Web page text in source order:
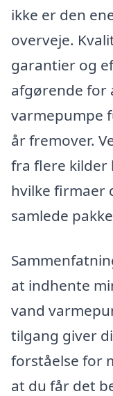
ikke er den
overveje.
garantier og
afgørende for
varmepumpe
år fremover.
fra flere kilder
hvilke firmaer
samlede
at indhente
vand
tilgang giver
forståelse for
at du får det